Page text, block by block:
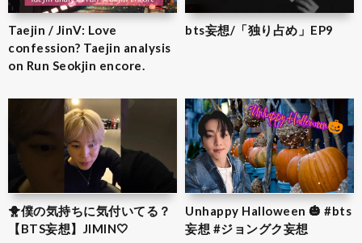
Taejin / JinV: Love
confession? Taejin analysis
on Run Seokjin encore.
bts妄想/「独り占め」EP9
🐥僕の気持ちに気付いてる？
【BTS妄想】JIMIN‎🤍
Unhappy Halloween 🎃 #bts
妄想 #ジョングク妄想